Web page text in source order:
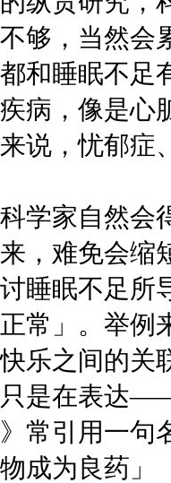
够，当然会
和睡眠不足
病，像是心
说，忧郁症
学家自然会
，难免会缩
睡眠不足所
常」。举例
乐之间的关
是在表达
常引用一句
成为良药」